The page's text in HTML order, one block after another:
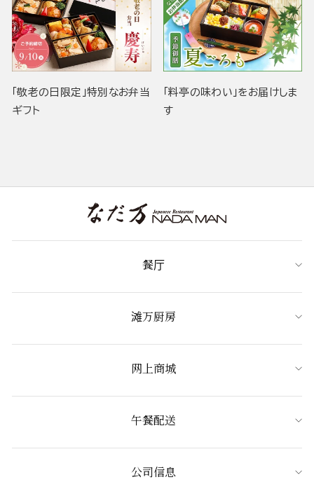
「敬老の日限定」特別なお弁当
ギフト
「料亭の味わい」をお届けしま
す
餐厅
滩万厨房
网上商城
午餐配送
公司信息